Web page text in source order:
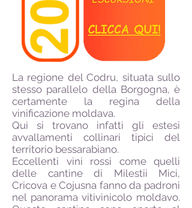
La regione del Codru, situata sullo
stesso parallelo della Borgogna, è
certamente la regina della
vinificazione moldava.
Qui si trovano infatti gli estesi
avvallamenti collinari tipici del
territorio bessarabiano.
Eccellenti vini rossi come quelli
delle cantine di Milestii Mici,
Cricova e Cojusna fanno da padroni
nel panorama vitivinicolo moldavo.